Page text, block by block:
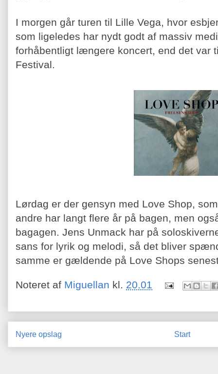
I morgen går turen til Lille Vega, hvor
som ligeledes har nydt godt af massiv
forhåbentligt længere koncert, end det var
Festival.
Lørdag er der gensyn med Love Shop,
andre har langt flere år på bagen, men
bagagen. Jens Unmack har på
sans for lyrik og melodi, så det bliver
samme er gældende på Love Shops
Noteret af Miguellan kl. 20.01
Nyere opslag Start